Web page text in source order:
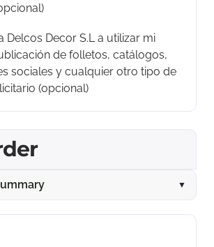
Delcos Decor S.L a utilizar mi
de folletos, catálogos,
sociales y cualquier otro tipo de
(opcional)
▼